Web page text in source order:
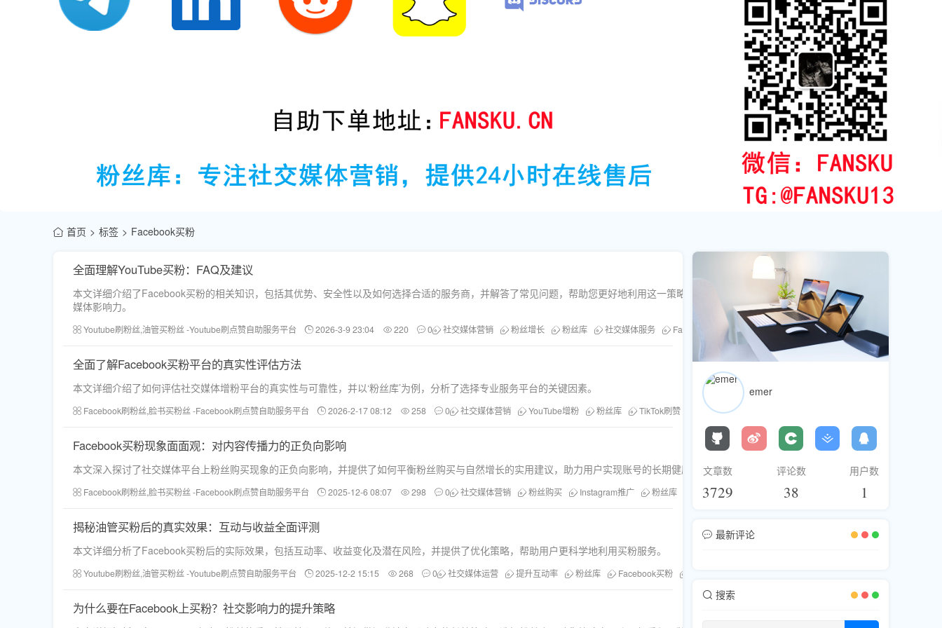
首页 标签 Facebook买粉
全面理解YouTube买粉：FAQ及建议
本文详细介绍了Facebook买粉的相关知识，包括其优势、安全性以及如何选择合适的服务商，并解答了常见问题，帮助您更好地利用这一策略提升社交
媒体影响力。
Youtube刷粉丝,油管买粉丝 -Youtube刷点赞自助服务平台 2026-3-9 23:04 220 0 社交媒体营销 粉丝增长 粉丝库 社交媒体服务 Facebook买粉
全面了解Facebook买粉平台的真实性评估方法
本文详细介绍了如何评估社交媒体增粉平台的真实性与可靠性，并以‘粉丝库’为例，分析了选择专业服务平台的关键因素。
Facebook刷粉丝,脸书买粉丝 -Facebook刷点赞自助服务平台 2026-2-17 08:12 258 0 社交媒体营销 YouTube增粉 粉丝库 TikTok刷赞 社交媒体增粉
Facebook买粉现象面面观：对内容传播力的正负向影响
本文深入探讨了社交媒体平台上粉丝购买现象的正负向影响，并提供了如何平衡粉丝购买与自然增长的实用建议，助力用户实现账号的长期健康发展。
Facebook刷粉丝,脸书买粉丝 -Facebook刷点赞自助服务平台 2025-12-6 08:07 298 0 社交媒体营销 粉丝购买 Instagram推广 粉丝库 TikTok刷赞 Facebook买粉
揭秘油管买粉后的真实效果：互动与收益全面评测
本文详细分析了Facebook买粉后的实际效果，包括互动率、收益变化及潜在风险，并提供了优化策略，帮助用户更科学地利用买粉服务。
Youtube刷粉丝,油管买粉丝 -Youtube刷点赞自助服务平台 2025-12-2 15:15 268 0 社交媒体运营 提升互动率 粉丝库 Facebook买粉
为什么要在Facebook上买粉？社交影响力的提升策略
emer
文章数
3729
评论数
38
用户数
1
最新评论
搜索